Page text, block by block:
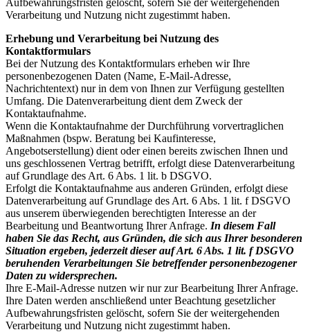
Verarbeitung und Nutzung nicht zugestimmt haben.
Erhebung und Verarbeitung bei Nutzung des
Kontaktformulars
Bei der Nutzung des Kontaktformulars erheben wir Ihre
personenbezogenen Daten (Name, E-Mail-Adresse,
Nachrichtentext) nur in dem von Ihnen zur Verfügung gestellten
Umfang. Die Datenverarbeitung dient dem Zweck der
Kontaktaufnahme.
Wenn die Kontaktaufnahme der Durchführung vorvertraglichen
Maßnahmen (bspw. Beratung bei Kaufinteresse,
Angebotserstellung) dient oder einen bereits zwischen Ihnen und
uns geschlossenen Vertrag betrifft, erfolgt diese Datenverarbeitung
auf Grundlage des Art. 6 Abs. 1 lit. b DSGVO.
Erfolgt die Kontaktaufnahme aus anderen Gründen, erfolgt diese
Datenverarbeitung auf Grundlage des Art. 6 Abs. 1 lit. f DSGVO
aus unserem überwiegenden berechtigten Interesse an der
Bearbeitung und Beantwortung Ihrer Anfrage. In diesem Fall
haben Sie das Recht, aus Gründen, die sich aus Ihrer besonderen
Situation ergeben, jederzeit dieser auf Art. 6 Abs. 1 lit. f DSGVO
beruhenden Verarbeitungen Sie betreffender personenbezogener
Daten zu widersprechen.
Ihre E-Mail-Adresse nutzen wir nur zur Bearbeitung Ihrer Anfrage.
Ihre Daten werden anschließend unter Beachtung gesetzlicher
Aufbewahrungsfristen gelöscht, sofern Sie der weitergehenden
Verarbeitung und Nutzung nicht zugestimmt haben.